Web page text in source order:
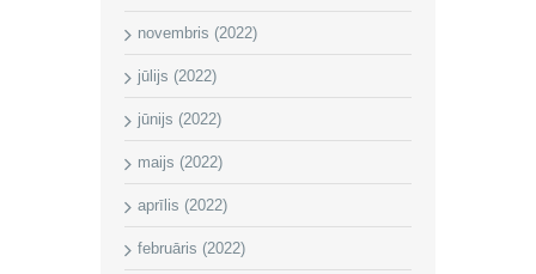
novembris (2022)
jūlijs (2022)
jūnijs (2022)
maijs (2022)
aprīlis (2022)
februāris (2022)